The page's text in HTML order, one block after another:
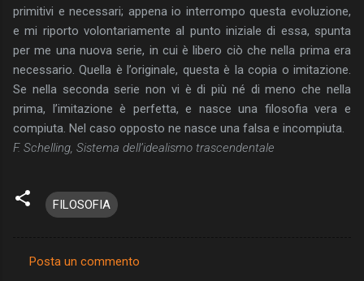
primitivi e necessari; appena io interrompo questa evoluzione,
e mi riporto volontariamente al punto iniziale di essa, spunta
per me una nuova serie, in cui è libero ciò che nella prima era
necessario. Quella è l’originale, questa è la copia o imitazione.
Se nella seconda serie non vi è di più né di meno che nella
prima, l’imitazione è perfetta, e nasce una filosofia vera e
compiuta. Nel caso opposto ne nasce una falsa e incompiuta.
F. Schelling, Sistema dell’idealismo trascendentale
FILOSOFIA
Posta un commento